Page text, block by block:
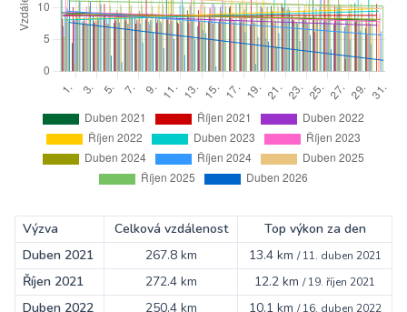
Výzva Celková vzdálenost
Top výkon za den
Duben 2021
267.8 km 13.4 km /11. duben 2021
Říjen 2021 272.4 km 12.2 km /19. říjen 2021
Duben 2022 250.4 km 10.1 km /16. duben 2022